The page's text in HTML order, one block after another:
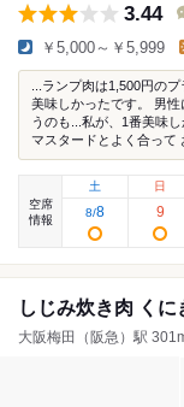
3.44
￥5,000～￥5,999
...ランプ肉は1,500円の
美味しかったです。 男
うのも...私が、1番美味
マスタードとよく合って
空席
情報
土
8/8
日
9
しじみ炊き肉 く
大阪梅田（阪急）駅